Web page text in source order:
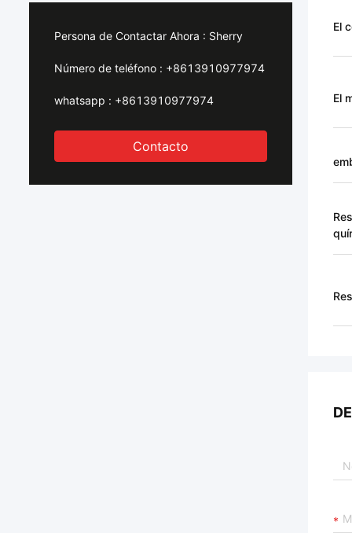
Persona de Contactar Ahora : Sherry
Número de teléfono : +8613910977974
whatsapp : +8613910977974
Contacto
El
El